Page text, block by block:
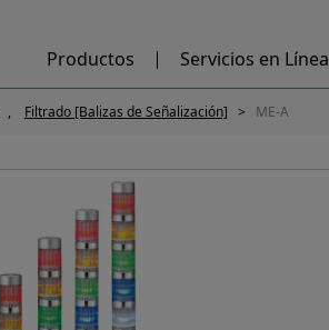
Productos Servicios en Línea
Filtrado [Balizas de Señalización] ME-A